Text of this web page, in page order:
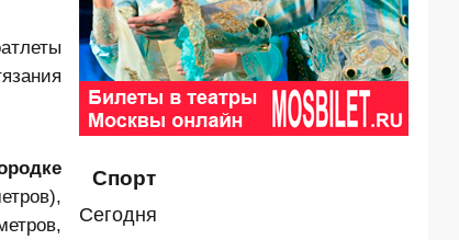
Спорт
Сегодня